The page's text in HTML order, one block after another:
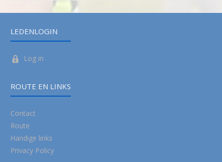
LEDENLOGIN
Log in
ROUTE EN LINKS
Contact
Route
Handige links
Privacy Policy